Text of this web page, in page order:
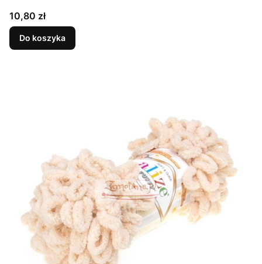
Cena
10,80 zł
Do koszyka